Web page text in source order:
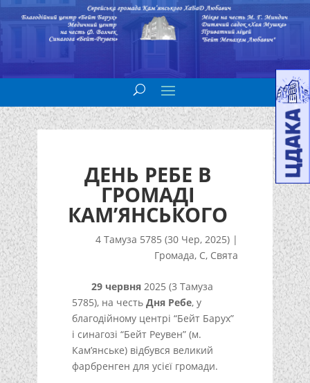
ДЕНЬ РЕБЕ В
ГРОМАДІ
КАМ’ЯНСЬКОГО
4 Тамуза 5785 (30 Чер, 2025) |
Громада, С, Свята
29 червня2025 (3 Тамуза
5785), на честь Дня Ребе, у
благодійному центрі “Бейт Барух”
і синагозі “Бейт Реувен” (м.
Кам’янське) відбувся великий
фарбренген для усієї громади.